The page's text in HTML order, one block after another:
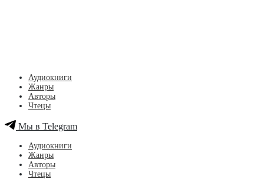
Аудиокниги
Жанры
Авторы
Чтецы
Мы в Telegram
Аудиокниги
Жанры
Авторы
Чтецы